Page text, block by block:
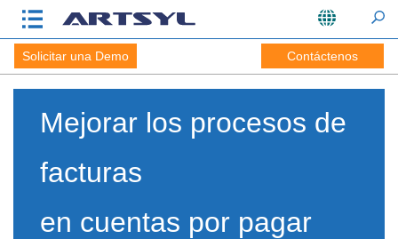
Solicitar una Demo Contáctenos
Mejorar los procesos de
facturas
en cuentas por pagar